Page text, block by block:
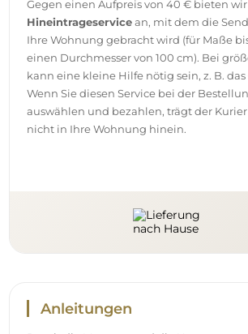
Damit die Montage und die Nutzung
einfach und problemlos sind, haben wir
ausführliche Anleitungen vorbereitet.
Schritte, die für die korrekte Montage des
erforderlich sind, sowie Tipps zu seiner
und Instandhaltung, damit Sie sich lange
makellosen Aussehen erfreuen können.
Folgen Sie uns und bleiben
dem Laufenden